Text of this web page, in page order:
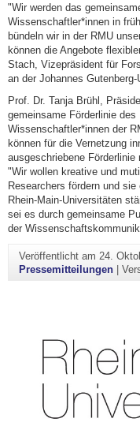
"Wir werden das
Wissenschaftler*innen in
bündeln wir in der RMU
können die Angebote
Stach, Vizepräsident für
an der Johannes Gutenberg-
Prof. Dr. Tanja Brühl,
gemeinsame Förderlinie
Wissenschaftler*innen der
können für die Vernetzung
ausgeschriebene
"Wir wollen kreative und
Researchers fördern und
Rhein-Main-Universitäten
sei es durch gemeinsame
der
Veröffentlicht am 24.
Pressemitteilungen|